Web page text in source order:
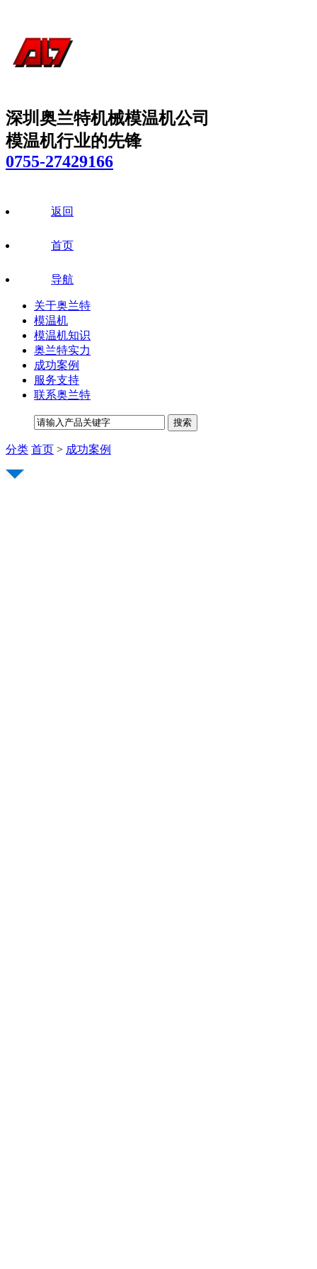
深圳奥兰特机械模温机公司
模温机行业的先锋
0755-27429166
返回
首页
导航
关于奥兰特
模温机
模温机知识
奥兰特实力
成功案例
服务支持
联系奥兰特
分类 首页 > 成功案例